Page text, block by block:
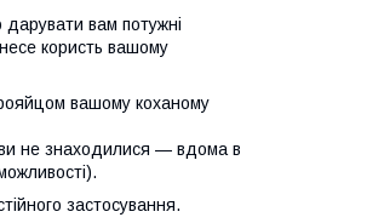
вам потужні
користь вашому
вашому коханому
ви не знаходилися — вдома в
застосування.